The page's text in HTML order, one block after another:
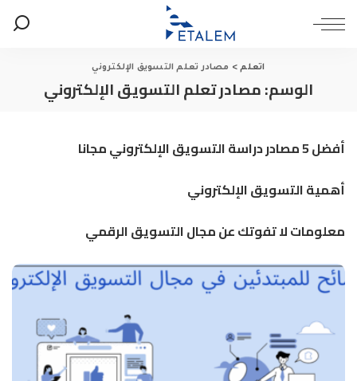
اتعلم> مصادر تعلم التسويق الإلكتروني
الوسم:مصادر تعلم التسويق الإلكتروني
أفضل 5 مصادر دراسة التسويق الإلكتروني مجانا
أهمية التسويق الإلكتروني
معلومات لا تفوتك عن مجال التسويق الرقمي